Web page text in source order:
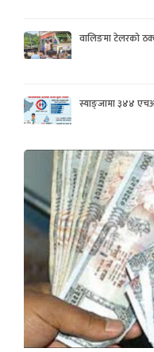
वालिङमा टेलरको
स्याङ्जामा ३४४